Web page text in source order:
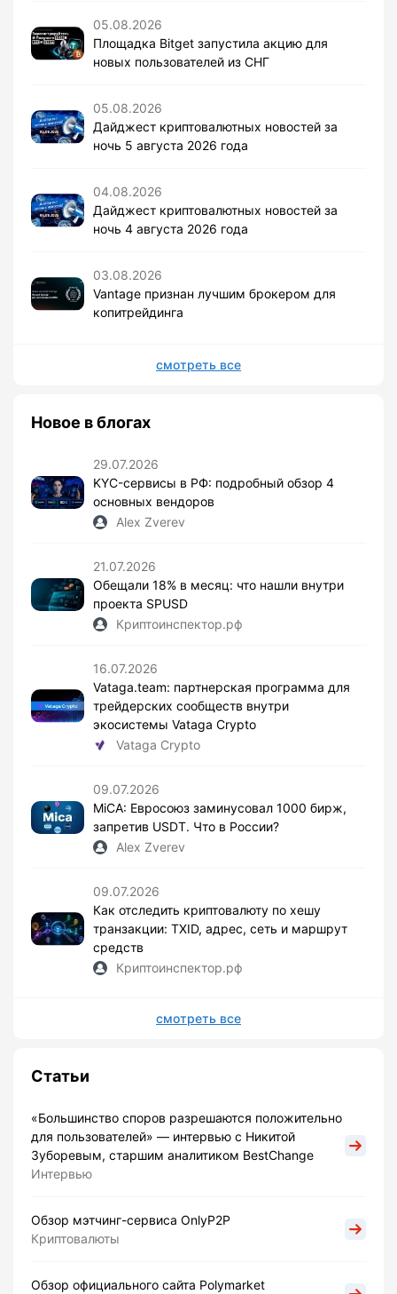
05.08.2026
Площадка Bitget запустила акцию для
новых пользователей из СНГ
05.08.2026
Дайджест криптовалютных новостей за
ночь 5 августа 2026 года
04.08.2026
Дайджест криптовалютных новостей за
ночь 4 августа 2026 года
03.08.2026
Vantage признан лучшим брокером для
копитрейдинга
смотреть все
Новое в блогах
29.07.2026
KYC-сервисы в РФ: подробный обзор 4
основных вендоров
Alex Zverev
21.07.2026
Обещали 18% в месяц: что нашли внутри
проекта SPUSD
Криптоинспектор.рф
16.07.2026
Vataga.team: партнерская программа для
трейдерских сообществ внутри
экосистемы Vataga Crypto
Vataga Crypto
09.07.2026
MiCA: Евросоюз заминусовал 1000 бирж,
запретив USDT. Что в России?
Alex Zverev
09.07.2026
Как отследить криптовалюту по хешу
транзакции: TXID, адрес, сеть и маршрут
средств
Криптоинспектор.рф
смотреть все
Статьи
«Большинство споров разрешаются положительно
для пользователей» — интервью с Никитой
Зуборевым, старшим аналитиком BestChange
Интервью
Обзор мэтчинг-сервиса OnlyP2P
Криптовалюты
Обзор официального сайта Polymarket